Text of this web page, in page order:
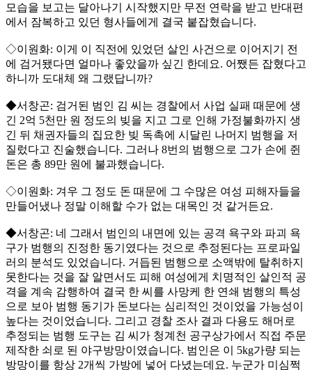
모습을 보고는 달아나기 시작했지만 무전 연락을 받고 반대편
에서 잠복하고 있던 형사들에게 결국 붙잡혔습니다.
◇이원화: 이게 이 직전에 있었던 살인 사건으로 이어지기 전
에 검거됐다면 얼마나 좋았을까 싶긴 한데요. 어쨌든 잡혔다고
하니까 도대체 왜 그랬답니까?
◆서창곤: 검거된 범인 김 씨는 경찰에서 사업 실패 때문에 생
긴 2억 5천만 원 정도의 빚을 지고 그로 인해 가정불화까지 생
긴 뒤 채권자들의 집요한 빚 독촉에 시달린 나머지 범행을 저
질렀다고 진술했습니다. 그러나 8번의 범행으로 그가 손에 쥔
돈은 총 89만 원에 불과했습니다.
◇이원화: 겨우 그 정도 돈 때문에 그 수많은 여성 피해자들을
만들어냈나 정말 이해할 수가 없는 대목인 것 같거든요.
◆서창곤: 네 그래서 범인의 내면에 있는 공격 욕구와 파괴 욕
구가 범행의 진정한 동기였다는 것으로 추정된다는 프로파일
러의 분석도 있었습니다. 거듭된 범행으로 소액밖에 탈취하지
못한다는 것을 잘 알면서도 피해 여성에게 치명적인 살인적 공
격을 계속 감행하여 결국 한 씨를 사망케 한 연쇄 범행의 특성
으로 보아 범행 동기가 돈보다는 심리적인 것이었을 가능성이
높다는 것이었습니다. 그리고 경찰 조사 결과 다용도 해머로
추정되는 범행 도구는 김 씨가 청계천 공구상가에서 직접 주문
제작한 쇠로 된 야구방망이였습니다. 범인은 이 5kg가량 되는
방망이를 항상 2개씩 가방에 넣어 다녔는데요. 누군가 미심쩍